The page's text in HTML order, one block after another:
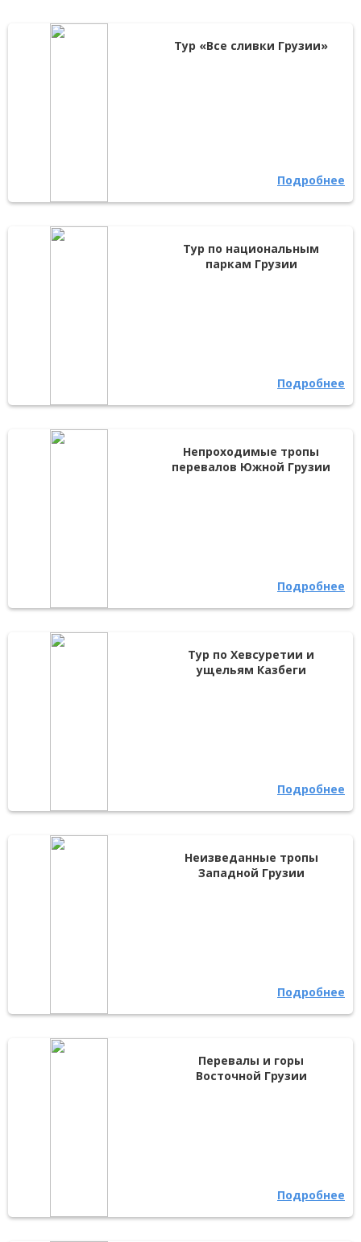
Тур «Все сливки Грузии»
Подробнее
Тур по национальным
паркам Грузии
Подробнее
Непроходимые тропы
перевалов Южной Грузии
Подробнее
Тур по Хевсуретии и
ущельям Казбеги
Подробнее
Неизведанные тропы
Западной Грузии
Подробнее
Перевалы и горы
Восточной Грузии
Подробнее